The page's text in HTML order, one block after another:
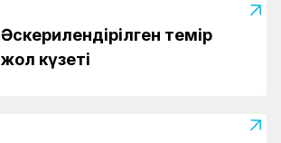
Әскерилендірілген темір
жол күзеті